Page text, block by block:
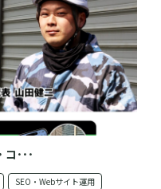
･･･
SEO・Webサイト運用